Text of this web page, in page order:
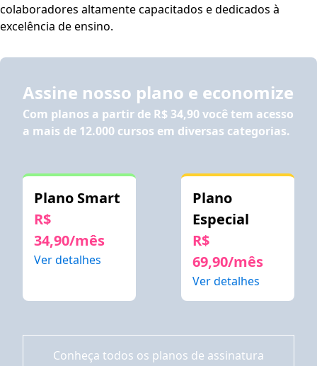
colaboradores altamente capacitados e dedicados à
excelência de ensino.
Assine nosso plano e economize
Com planos a partir de R$ 34,90você tem acesso
a mais de 12.000 cursos em diversas categorias.
Plano Smart
R$
34,90/mês
Ver detalhes
Plano
Especial
R$
69,90/mês
Ver detalhes
Conheça todos os planos de assinatura